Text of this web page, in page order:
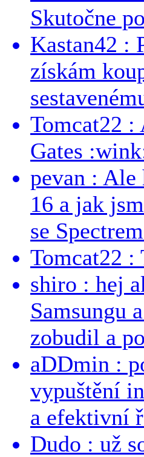
Skutočne
Kastan42 :
získám
Tomcat22
Gates
pevan :
16 a jak
se
Tomcat22
shiro : hej
Samsungu
zobudil a
aDDmin :
vypuštění
a efektivní
Dudo : už